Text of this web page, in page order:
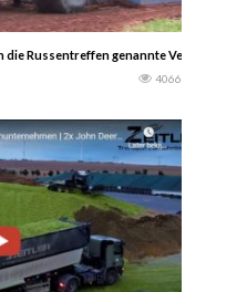
die Russentreffen genannte
4066